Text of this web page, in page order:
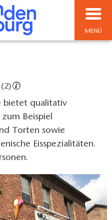
MENÜ
bietet qualitativ
Beispiel
Torten sowie
Eisspezialitäten.